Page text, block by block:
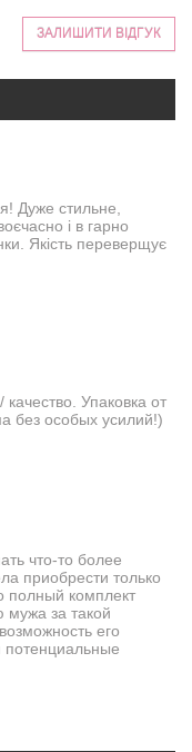
ЗАЛИШИТИ ВІДГУК
Дуже стильне,
і в гарно
Якість переверщує
качество. Упаковка от
без особых усилий!)
что-то более
приобрести только
полный комплект
мужа за такой
его